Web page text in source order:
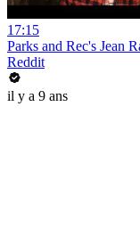
17:15
Parks and Rec's Jean
Reddit
il y a 9 ans